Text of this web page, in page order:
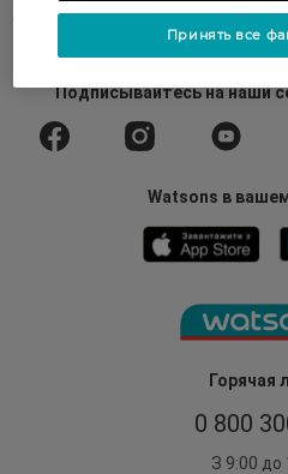
Горячая
0 800
З 9:00 до
СМИ о нас
Подписывайтесьна наши
Watsons в
Принять все